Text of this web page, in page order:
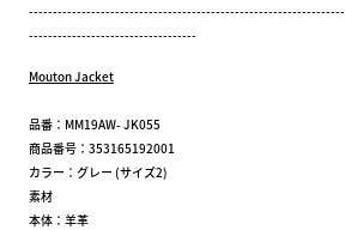
-----------------------------------
Mouton Jacket
品番：MM19AW- JK055
商品番号：353165192001
カラー：グレー (サイズ2)
素材
本体：羊革